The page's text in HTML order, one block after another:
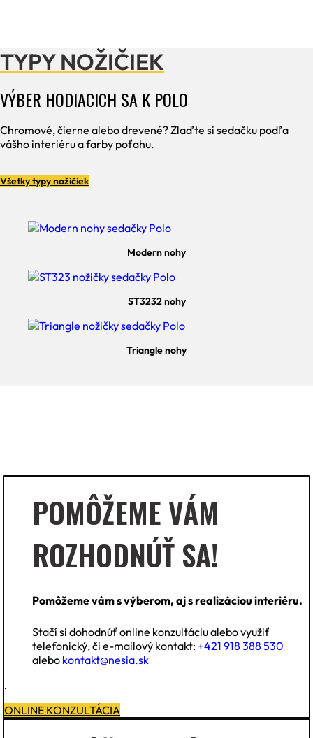
TYPY NOŽIČIEK
VÝBER HODIACICH SA K POLO
Chromové, čierne alebo drevené? Zlaďte si sedačku podľa
vášho interiéru a farby poťahu.
Všetky typy nožičiek
Modern nohy
ST3232 nohy
Triangle nohy
POMÔŽEME VÁM
ROZHODNÚŤ SA!
Pomôžeme vám s výberom, aj s realizáciou interiéru.
Stačí si dohodnúť online konzultáciu alebo využiť
telefonický, či e-mailový kontakt: +421 918 388 530
alebo kontakt@nesia.sk
.
ONLINE KONZULTÁCIA